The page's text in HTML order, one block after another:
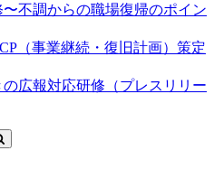
不調からの職場復帰のポイン
（事業継続・復旧計画）策定
広報対応研修（プレスリリー